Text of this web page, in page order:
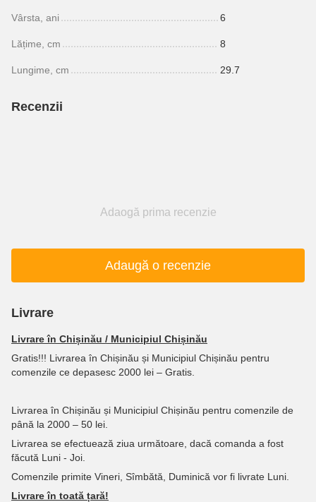
Vârsta, ani 6
Lățime, cm 8
Lungime, cm 29.7
Recenzii
Adaogă prima recenzie
Adaugă o recenzie
Livrare
Livrare în Chișinău / Municipiul Chișinău
Gratis!!! Livrarea în Chișinău și Municipiul Chișinău pentru
comenzile ce depasesc 2000 lei – Gratis.
Livrarea în Chișinău și Municipiul Chișinău pentru comenzile de
până la 2000 – 50 lei.
Livrarea se efectuează ziua următoare, dacă comanda a fost
făcută Luni - Joi.
Comenzile primite Vineri, Sîmbătă, Duminică vor fi livrate Luni.
Livrare în toată țară!